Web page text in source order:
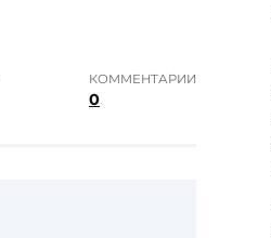
КОММЕНТАРИИ
0